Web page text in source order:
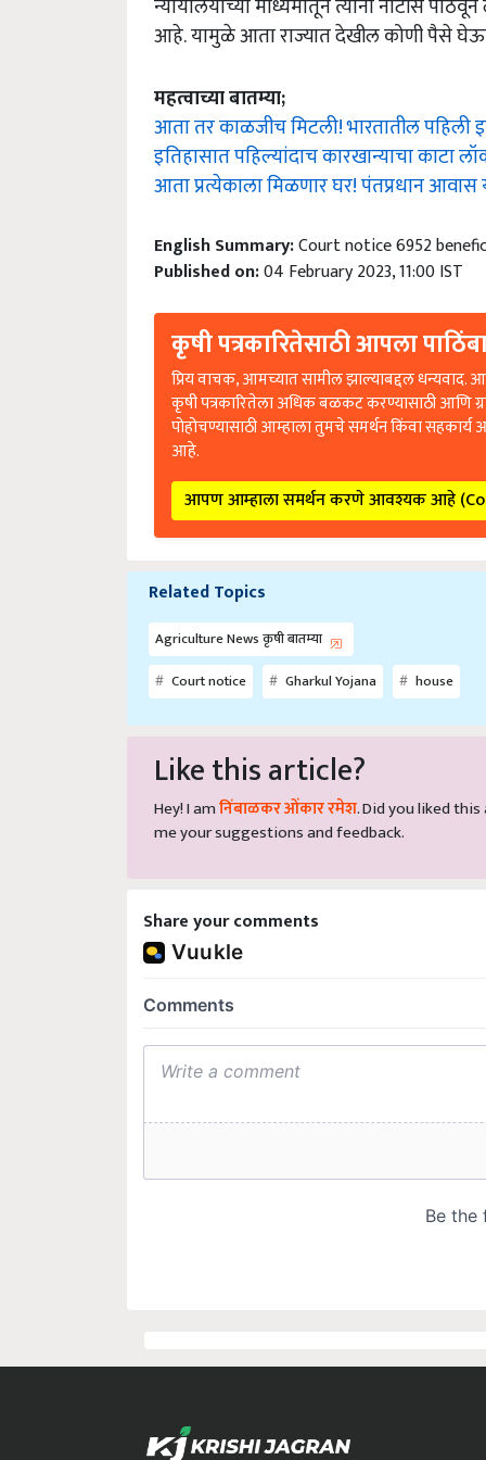
न्यायालयाच्या माध्यमातून त्यांना नोटीस
आहे. यामुळे आता राज्यात देखील कोणी पैसे
महत्वाच्या बातम्या;
आता तर काळजीच मिटली! भारतातील पहिली
इतिहासात पहिल्यांदाच कारखान्याचा काटा
आता प्रत्येकाला मिळणार घर! पंतप्रधान आवास
English Summary:Court notice 6952
Published on:04 February 2023, 11:00 IST
कृषी पत्रकारितेसाठी आपला
प्रिय वाचक, आमच्यात सामील झाल्याबद्दल धन्यवाद.
कृषी पत्रकारितेला अधिक बळकट करण्यासाठी आणि
पोहोचण्यासाठी आम्हाला तुमचे समर्थन किंवा
आहे.
आपण आम्हाला समर्थन करणे आवश्यक आहे
Related Topics
Agriculture News कृषी बातम्या
Court notice
Gharkul Yojana house
Like this article?
Hey! I amनिंबाळकर ओंकार रमेश. Did you liked
me your suggestions and feedback.
Share your comments